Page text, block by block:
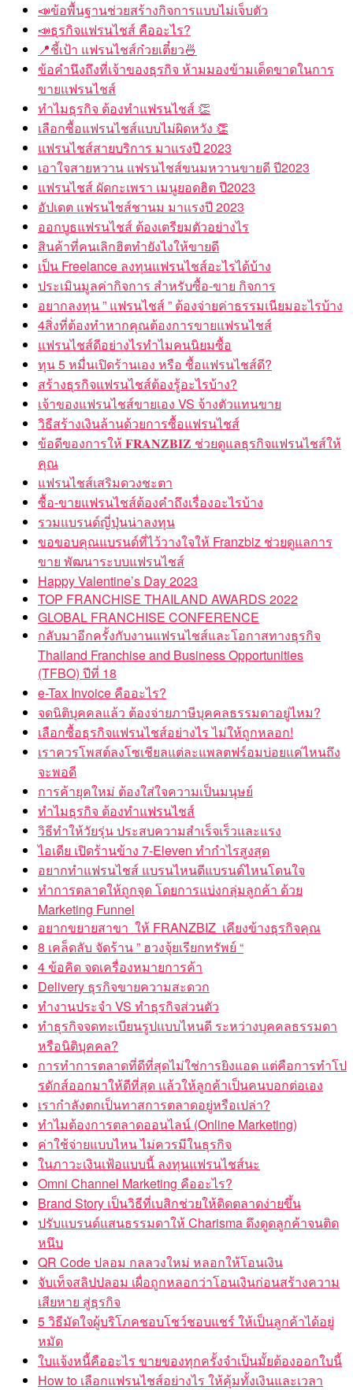
📣ข้อพื้นฐานช่วยสร้างกิจการแบบไม่เจ็บตัว
📣ธุรกิจแฟรนไชส์ คืออะไร?
📍ชี้เป้า แฟรนไชส์ก๋วยเตี๋ยว🍜
ข้อคำนึงถึงที่เจ้าของธุรกิจ ห้ามมองข้ามเด็ดขาดในการ
ขายแฟรนไชส์
ทำไมธุรกิจ ต้องทำแฟรนไชส์ 👏
เลือกซื้อแฟรนไชส์แบบไม่ผิดหวัง 👏
แฟรนไชส์สายบริการ มาแรงปี 2023
เอาใจสายหวาน แฟรนไชส์ขนมหวานขายดี ปี2023
แฟรนไชส์ ผัดกะเพรา เมนูยอดฮิต ปี2023
อัปเดต แฟรนไชส์ชานม มาแรงปี 2023
ออกบูธแฟรนไชส์ ต้องเตรียมตัวอย่างไร
สินค้าที่คนเลิกฮิตทำยังไงให้ขายดี
เป็น Freelance ลงทุนแฟรนไชส์อะไรได้บ้าง
ประเมินมูลค่ากิจการ สำหรับซื้อ-ขาย กิจการ
อยากลงทุน ” แฟรนไชส์ ” ต้องจ่ายค่าธรรมเนียมอะไรบ้าง
4สิ่งที่ต้องทำหากคุณต้องการขายแฟรนไชส์
แฟรนไชส์ดีอย่างไรทำไมคนนิยมซื้อ
ทุน 5 หมื่นเปิดร้านเอง หรือ ซื้อแฟรนไชส์ดี?
สร้างธุรกิจแฟรนไชส์ต้องรู้อะไรบ้าง?
เจ้าของแฟรนไชส์ขายเอง VS จ้างตัวแทนขาย
วิธีสร้างเงินล้านด้วยการซื้อแฟรนไชส์
ข้อดีของการให้ 𝐅𝐑𝐀𝐍𝐙𝐁𝐈𝐙 ช่วยดูแลธุรกิจแฟรนไชส์ให้
คุณ
แฟรนไชส์เสริมดวงชะตา
ซื้อ-ขายแฟรนไชส์ต้องคำถึงเรื่องอะไรบ้าง
รวมแบรนด์ญี่ปุ่นน่าลงทุน
ขอขอบคุณแบรนด์ที่ไว้วางใจให้ Franzbiz ช่วยดูแลการ
ขาย พัฒนาระบบแฟรนไชส์
Happy Valentine’s Day 2023
TOP FRANCHISE THAILAND AWARDS 2022
GLOBAL FRANCHISE CONFERENCE
กลับมาอีกครั้งกับงานแฟรนไชส์และโอกาสทางธุรกิจ
Thailand Franchise and Business Opportunities
(TFBO) ปีที่ 18
e-Tax Invoice คืออะไร?
จดนิติบุคคลแล้ว ต้องจ่ายภาษีบุคคลธรรมดาอยู่ไหม?
เลือกซื้อธุรกิจแฟรนไชส์อย่างไร ไม่ให้ถูกหลอก!
เราควรโพสต์ลงโซเชียลแต่ละแพลตฟร์อมบ่อยแค่ไหนถึง
จะพอดี
การค้ายุคใหม่ ต้องใส่ใจความเป็นมนุษย์
ทำไมธุรกิจ ต้องทำแฟรนไชส์
วิธีทำให้วัยรุ่น ประสบความสำเร็จเร็วและแรง
ไอเดีย เปิดร้านข้าง 7-Eleven ทำกำไรสูงสุด
อยากทำแฟรนไชส์ แบรนไหนดีแบรนด์ไหนโดนใจ
ทำการตลาดให้ถูกจุด โดยการแบ่งกลุ่มลูกค้า ด้วย
Marketing Funnel
อยากขยายสาขา ให้ FRANZBIZ เคียงข้างธุรกิจคุณ
8 เคล็ดลับ จัดร้าน ” ฮวงจุ้ยเรียกทรัพย์ “
4 ข้อคิด จดเครื่องหมายการค้า
Delivery ธุรกิจขายความสะดวก
ทำงานประจำ VS ทำธุรกิจส่วนตัว
ทำธุรกิจจดทะเบียนรูปแบบไหนดี ระหว่างบุคคลธรรมดา
หรือนิติบุคคล?
การทำการตลาดที่ดีที่สุดไม่ใช่การยิงแอด แต่คือการทำโป
รดักส์ออกมาให้ดีที่สุด แล้วให้ลูกค้าเป็นคนบอกต่อเอง
เรากำลังตกเป็นทาสการตลาดอยู่หรือเปล่า?
ทำไมต้องการตลาดออนไลน์ (Online Marketing)
ค่าใช้จ่ายแบบไหน ไม่ควรมีในธุรกิจ
ในภาวะเงินเฟ้อแบบนี้ ลงทุนแฟรนไชส์นะ
Omni Channel Marketing คืออะไร?
Brand Story เป็นวิธีที่เบสิกช่วยให้ติดตลาดง่ายขึ้น
ปรับแบรนด์แสนธรรมดาให้ Charisma ดึงดูดลูกค้าจนติด
หนึบ
QR Code ปลอม กลลวงใหม่ หลอกให้โอนเงิน
จับเท็จสลิปปลอม เผื่อถูกหลอกว่าโอนเงินก่อนสร้างความ
เสียหาย สู่ธุรกิจ
5 วิธีมัดใจผู้บริโภคชอบโชว์ชอบแชร์ ให้เป็นลูกค้าได้อยู่
หมัด
ใบแจ้งหนี้คืออะไร ขายของทุกครั้งจำเป็นมั้ยต้องออกใบนี้
How to เลือกแฟรนไชส์อย่างไร ให้คุ้มทั้งเงินและเวลา